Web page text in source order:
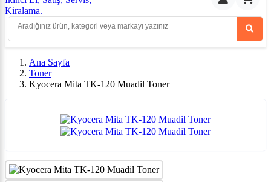
Ana Sayfa
Toner
Kyocera Mita TK-120 Muadil Toner